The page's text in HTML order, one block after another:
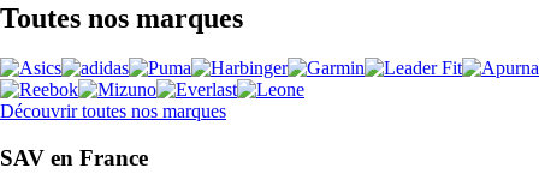
Toutes nos marques
Découvrir toutes nos marques
SAV en France